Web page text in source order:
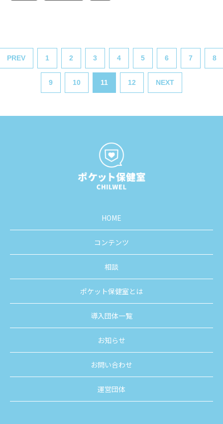
PREV 1 2 3 4 5 6 7 8
9 10 11 12 NEXT
HOME
コンテンツ
相談
ポケット保健室とは
導入団体一覧
お知らせ
お問い合わせ
運営団体